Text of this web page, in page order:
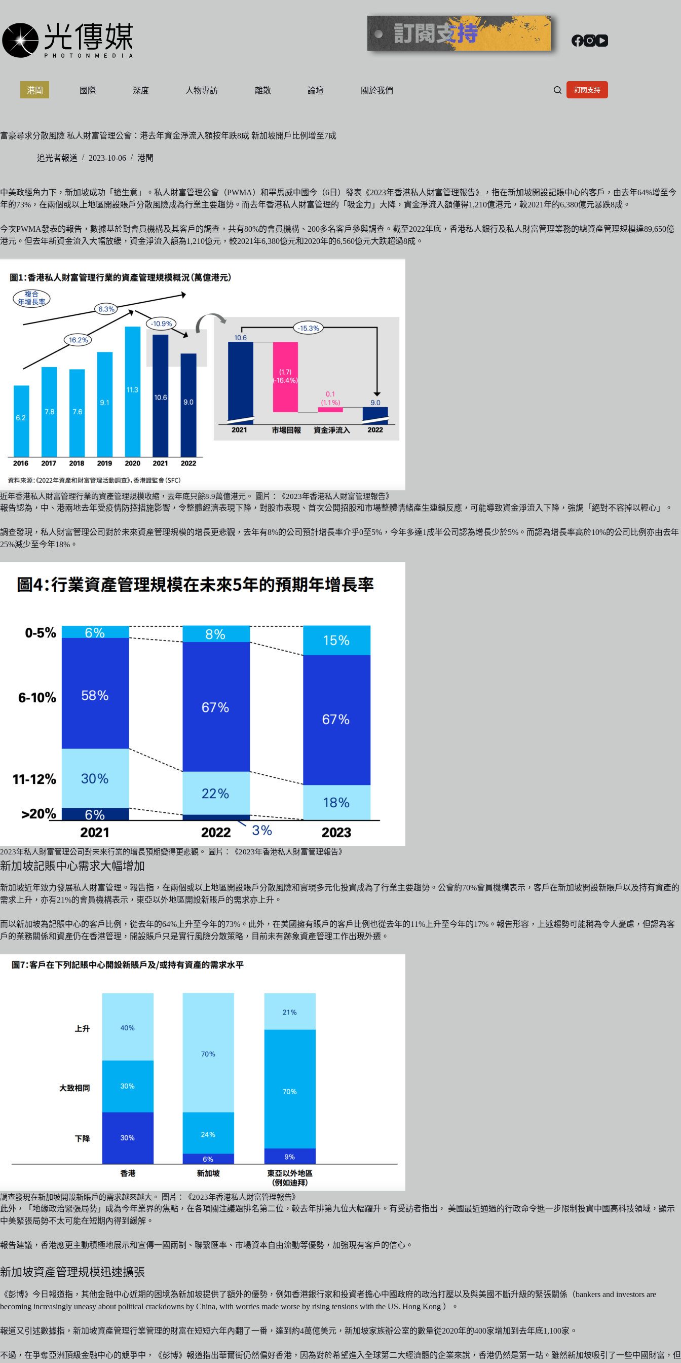
主
要
內
港聞 國際 深度 人物專訪 離散 論壇 關於我們 訂閱支持
富豪尋求分散風險 私人財富管理公會：港去年資金淨流入額按年跌8成 新加坡開戶比例增至7成
追光者報道 2023-10-06 港聞
中美政經角力下，新加坡成功「搶生意」。私人財富管理公會（PWMA）和畢馬威中國今（6日）發表 《2023年香港私人財富管理報告》
，指在新加坡開設記賬中心的客戶，由去年64%增至今
年的73%，在兩個或以上地區開設賬戶分散風險成為行業主要趨勢。而去年香港私人財富管理的「吸金力」大降，資金淨流入額僅得1,210億港元，較2021年的6,380億元暴跌8成。
今次PWMA發表的報告，數據基於對會員機構及其客戶的調查，共有80%的會員機構、200多名客戶參與調查。截至2022年底，香港私人銀行及私人財富管理業務的總資產管理規模達89,650億
港元。但去年新資金流入大幅放緩，資金淨流入額為1,210億元，較2021年6,380億元和2020年的6,560億元大跌超過8成。
近年香港私人財富管理行業的資產管理規模收縮，去年底只餘8.9萬億港元。 圖片：《2023年香港私人財富管理報告》
報告認為，中、港兩地去年受疫情防控措施影響，令整體經濟表現下降，對股市表現、首次公開招股和市場整體情緒產生連鎖反應，可能導致資金淨流入下降，強調「絕對不容掉以輕心」。
調查發現，私人財富管理公司對於未來資產管理規模的增長更悲觀，去年有8%的公司預計增長率介乎0至5%，今年多達1成半公司認為增長少於5%。而認為增長率高於10%的公司比例亦由去年
25%減少至今年18%。
2023年私人財富管理公司對未來行業的增長預期變得更悲觀。 圖片：《2023年香港私人財富管理報告》
新加坡記賬中心需求大幅增加
新加坡近年致力發展私人財富管理。報告指，在兩個或以上地區開設賬戶分散風險和實現多元化投資成為了行業主要趨勢。公會約70%會員機構表示，客戶在新加坡開設新賬戶以及持有資產的
需求上升，亦有21%的會員機構表示，東亞以外地區開設新賬戶的需求亦上升。
而以新加坡為記賬中心的客戶比例，從去年的64%上升至今年的73%。此外，在美國擁有賬戶的客戶比例也從去年的11%上升至今年的17%。報告形容，上述趨勢可能稍為令人憂慮，但認為客
戶的業務關係和資產仍在香港管理，開設賬戶只是實行風險分散策略，目前未有跡象資產管理工作出現外遷。
調查發現在新加坡開設新賬戶的需求越來越大。 圖片：《2023年香港私人財富管理報告》
此外，「地緣政治緊張局勢」成為今年業界的焦點，在各項關注議題排名第二位，較去年排第九位大幅躍升。有受訪者指出， 美國最近通過的行政命令進一步限制投資中國高科技領域，顯示
中美緊張局勢不太可能在短期內得到緩解。
報告建議，香港應更主動積極地展示和宣傳一國兩制、聯繫匯率、市場資本自由流動等優勢，加強現有客戶的信心。
新加坡資產管理規模迅速擴張
《彭博》今日報道指，其他金融中心近期的困境為新加坡提供了額外的優勢，例如香港銀行家和投資者擔心中國政府的政治打壓以及與美國不斷升級的緊張關係（bankers and investors are
becoming increasingly uneasy about political crackdowns by China, with worries made worse by rising tensions with the US. Hong Kong ）。
報道又引述數據指，新加坡資產管理行業管理的財富在短短六年內翻了一番，達到約4萬億美元，新加坡家族辦公室的數量從2020年的400家增加到去年底1,100家。
不過，在爭奪亞洲頂級金融中心的競爭中，《彭博》報道指出華爾街仍然偏好香港，因為對於希望進入全球第二大經濟體的企業來說，香港仍然是第一站。雖然新加坡吸引了一些中國財富，但